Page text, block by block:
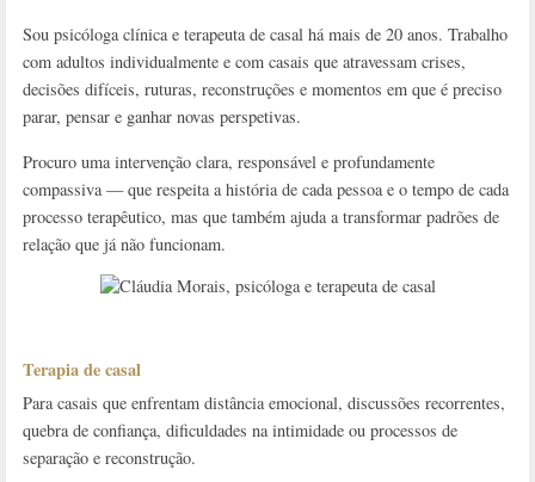
Sou psicóloga clínica e terapeuta de casal há mais de 20 anos. Trabalho
com adultos individualmente e com casais que atravessam crises,
decisões difíceis, ruturas, reconstruções e momentos em que é preciso
parar, pensar e ganhar novas perspetivas.
Procuro uma intervenção clara, responsável e profundamente
compassiva — que respeita a história de cada pessoa e o tempo de cada
processo terapêutico, mas que também ajuda a transformar padrões de
relação que já não funcionam.
Terapia de casal
Para casais que enfrentam distância emocional, discussões recorrentes,
quebra de confiança, dificuldades na intimidade ou processos de
separação e reconstrução.